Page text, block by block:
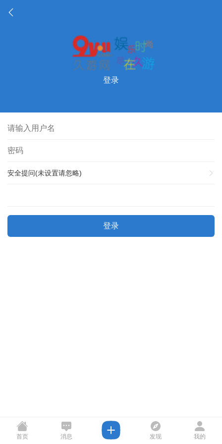
登录
安全提问(未设置请忽略)
登录
首页 消息 发现 我的